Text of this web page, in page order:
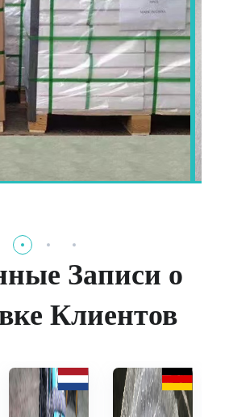
Записи о
Клиентов